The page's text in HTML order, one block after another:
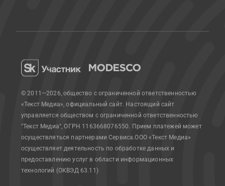
© 2011—2026, общество с ограниченной ответственностью
«Текст Медиа», официальный сайт. Настоящий сайт
управляется обществом с ограниченной ответственностью
"Текст Медиа", ОГРН 1163668076550. Прием платежей может
осуществляться партнерами Сервиса.ООО «Текст Медиа»
осуществляет деятельность по обработке данных и
предоставлению услуг в области информационных
технологий (ОКВЭД 63.11)